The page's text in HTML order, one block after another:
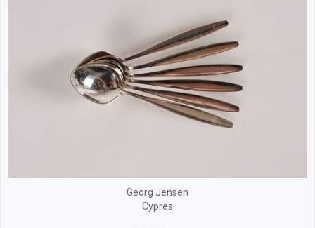
Georg Jensen
Cypres